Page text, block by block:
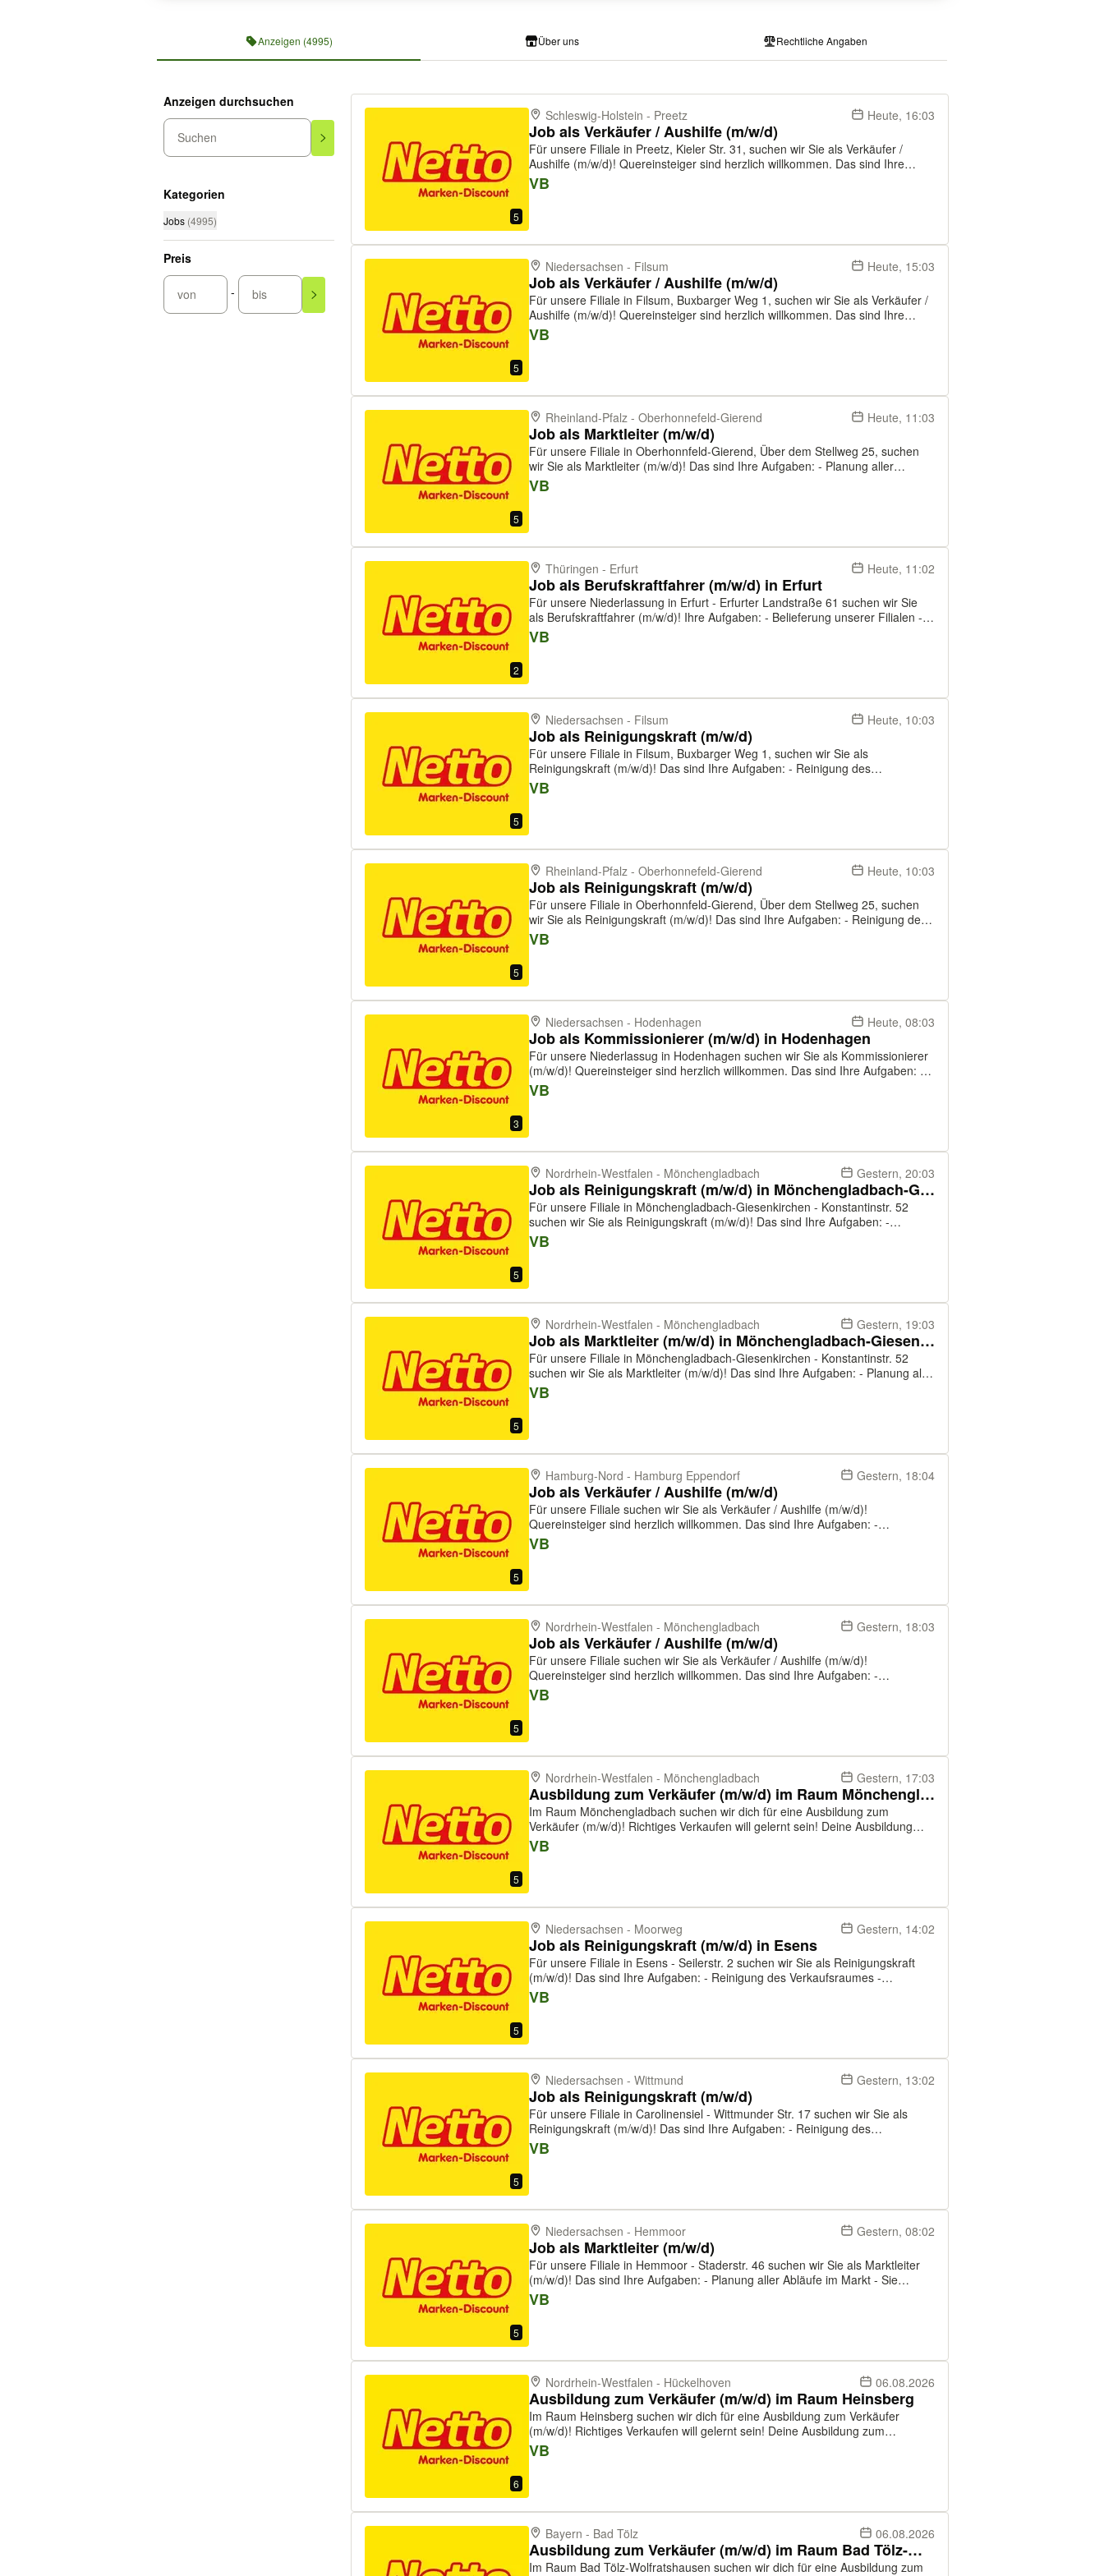
Anzeigen (4995) Über uns Rechtliche Angaben
Anzeigen durchsuchen
Suchen
Kategorien
Jobs (4995)
Preis
von - bis
5
Schleswig-Holstein - Preetz Heute, 16:03
Job als Verkäufer / Aushilfe (m/w/d)
Für unsere Filiale in Preetz, Kieler Str. 31, suchen wir Sie als Verkäufer /
Aushilfe (m/w/d)! Quereinsteiger sind herzlich willkommen. Das sind Ihre
Aufgaben: - Kundenberatung und Verkauf - Sie kassieren, nehmen Waren an
und zeichnen sie aus - ...
VB
5
Niedersachsen - Filsum Heute, 15:03
Job als Verkäufer / Aushilfe (m/w/d)
Für unsere Filiale in Filsum, Buxbarger Weg 1, suchen wir Sie als Verkäufer /
Aushilfe (m/w/d)! Quereinsteiger sind herzlich willkommen. Das sind Ihre
Aufgaben: - Kundenberatung und Verkauf - Sie kassieren, nehmen Waren an
und zeichnen sie aus -...
VB
5
Rheinland-Pfalz - Oberhonnefeld-Gierend Heute, 11:03
Job als Marktleiter (m/w/d)
Für unsere Filiale in Oberhonnfeld-Gierend, Über dem Stellweg 25, suchen
wir Sie als Marktleiter (m/w/d)! Das sind Ihre Aufgaben: - Planung aller
Abläufe im Markt - Sie kümmern sich um die Warendisposition - Sie haben die
Umsatz-, Kosten- und Inv...
VB
2
Thüringen - Erfurt Heute, 11:02
Job als Berufskraftfahrer (m/w/d) in Erfurt
Für unsere Niederlassung in Erfurt - Erfurter Landstraße 61 suchen wir Sie
als Berufskraftfahrer (m/w/d)! Ihre Aufgaben: - Belieferung unserer Filialen -
ordnungsgemäßes Be- und Entladen des Fahrzeuges im Distributionszentrum
und in den Filialen ...
VB
5
Niedersachsen - Filsum Heute, 10:03
Job als Reinigungskraft (m/w/d)
Für unsere Filiale in Filsum, Buxbarger Weg 1, suchen wir Sie als
Reinigungskraft (m/w/d)! Das sind Ihre Aufgaben: - Reinigung des
Verkaufsraumes - Reinigung des Lagerbereiches - Reinigung der Sanitär- und
VB
5
Rheinland-Pfalz - Oberhonnefeld-Gierend Heute, 10:03
Job als Reinigungskraft (m/w/d)
Für unsere Filiale in Oberhonnfeld-Gierend, Über dem Stellweg 25, suchen
wir Sie als Reinigungskraft (m/w/d)! Das sind Ihre Aufgaben: - Reinigung des
Verkaufsraumes - Reinigung des Lagerbereiches - Reinigung der Sanitär- und
VB
3
Niedersachsen - Hodenhagen Heute, 08:03
Job als Kommissionierer (m/w/d) in Hodenhagen
Für unsere Niederlassug in Hodenhagen suchen wir Sie als Kommissionierer
(m/w/d)! Quereinsteiger sind herzlich willkommen. Das sind Ihre Aufgaben: -
Auftragsbezogenes Zusammenstellen der Waren durch beleglose
Kommissionierung beispielweise pick ...
VB
5
Nordrhein-Westfalen - Mönchengladbach Gestern, 20:03
Job als Reinigungskraft (m/w/d) in Mönchengladbach-Giesenkirchen
Für unsere Filiale in Mönchengladbach-Giesenkirchen - Konstantinstr. 52
suchen wir Sie als Reinigungskraft (m/w/d)! Das sind Ihre Aufgaben: -
Reinigung des Verkaufsraumes - Reinigung des Lagerbereiches - Reinigung
VB
5
Nordrhein-Westfalen - Mönchengladbach Gestern, 19:03
Job als Marktleiter (m/w/d) in Mönchengladbach-Giesenkirchen
Für unsere Filiale in Mönchengladbach-Giesenkirchen - Konstantinstr. 52
suchen wir Sie als Marktleiter (m/w/d)! Das sind Ihre Aufgaben: - Planung aller
Abläufe im Markt - Sie kümmern sich um die Warendisposition - Sie haben die
Umsatz-, Kosten- u...
VB
5
Hamburg-Nord - Hamburg Eppendorf Gestern, 18:04
Job als Verkäufer / Aushilfe (m/w/d)
Für unsere Filiale suchen wir Sie als Verkäufer / Aushilfe (m/w/d)!
Quereinsteiger sind herzlich willkommen. Das sind Ihre Aufgaben: -
Kundenberatung und Verkauf - Sie kassieren, nehmen Waren an und
zeichnen sie aus - Sie kümmern sich um Warenve...
VB
5
Nordrhein-Westfalen - Mönchengladbach Gestern, 18:03
Job als Verkäufer / Aushilfe (m/w/d)
Für unsere Filiale suchen wir Sie als Verkäufer / Aushilfe (m/w/d)!
Quereinsteiger sind herzlich willkommen. Das sind Ihre Aufgaben: -
Kundenberatung und Verkauf - Sie kassieren, nehmen Waren an und
zeichnen sie aus - Sie kümmern sich um Warenve...
VB
5
Nordrhein-Westfalen - Mönchengladbach Gestern, 17:03
Ausbildung zum Verkäufer (m/w/d) im Raum Mönchengladbach
Im Raum Mönchengladbach suchen wir dich für eine Ausbildung zum
Verkäufer (m/w/d)! Richtiges Verkaufen will gelernt sein! Deine Ausbildung
zum Verkäufer (m/w/d) im Lebensmitteleinzelhandel ist eine
abwechslungsreiche und vielseitige Tätigkeit, d...
VB
5
Niedersachsen - Moorweg Gestern, 14:02
Job als Reinigungskraft (m/w/d) in Esens
Für unsere Filiale in Esens - Seilerstr. 2 suchen wir Sie als Reinigungskraft
(m/w/d)! Das sind Ihre Aufgaben: - Reinigung des Verkaufsraumes -
Reinigung des Lagerbereiches - Reinigung der Sanitär- und Pausenräume
Das bringen Sie mit: - Eine ver...
VB
5
Niedersachsen - Wittmund Gestern, 13:02
Job als Reinigungskraft (m/w/d)
Für unsere Filiale in Carolinensiel - Wittmunder Str. 17 suchen wir Sie als
Reinigungskraft (m/w/d)! Das sind Ihre Aufgaben: - Reinigung des
Verkaufsraumes - Reinigung des Lagerbereiches - Reinigung der Sanitär- und
VB
5
Niedersachsen - Hemmoor Gestern, 08:02
Job als Marktleiter (m/w/d)
Für unsere Filiale in Hemmoor - Staderstr. 46 suchen wir Sie als Marktleiter
(m/w/d)! Das sind Ihre Aufgaben: - Planung aller Abläufe im Markt - Sie
kümmern sich um die Warendisposition - Sie haben die Umsatz-, Kosten- und
Inventurverantwortung -...
VB
6
Nordrhein-Westfalen - Hückelhoven 06.08.2026
Ausbildung zum Verkäufer (m/w/d) im Raum Heinsberg
Im Raum Heinsberg suchen wir dich für eine Ausbildung zum Verkäufer
(m/w/d)! Richtiges Verkaufen will gelernt sein! Deine Ausbildung zum
Verkäufer (m/w/d) im Lebensmitteleinzelhandel ist eine abwechslungsreiche
und vielseitige Tätigkeit, die Kon...
VB
Bayern - Bad Tölz 06.08.2026
Ausbildung zum Verkäufer (m/w/d) im Raum Bad Tölz-Wolfratshausen
Im Raum Bad Tölz-Wolfratshausen suchen wir dich für eine Ausbildung zum